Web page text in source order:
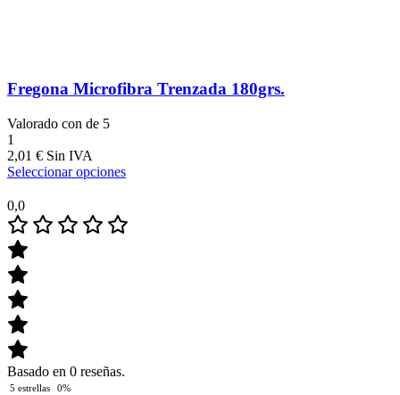
Fregona Microfibra Trenzada 180grs.
Valorado con de 5
1
2,01 €
Seleccionar opciones
0,0
Basado en 0 reseñas.
5 estrellas
0%